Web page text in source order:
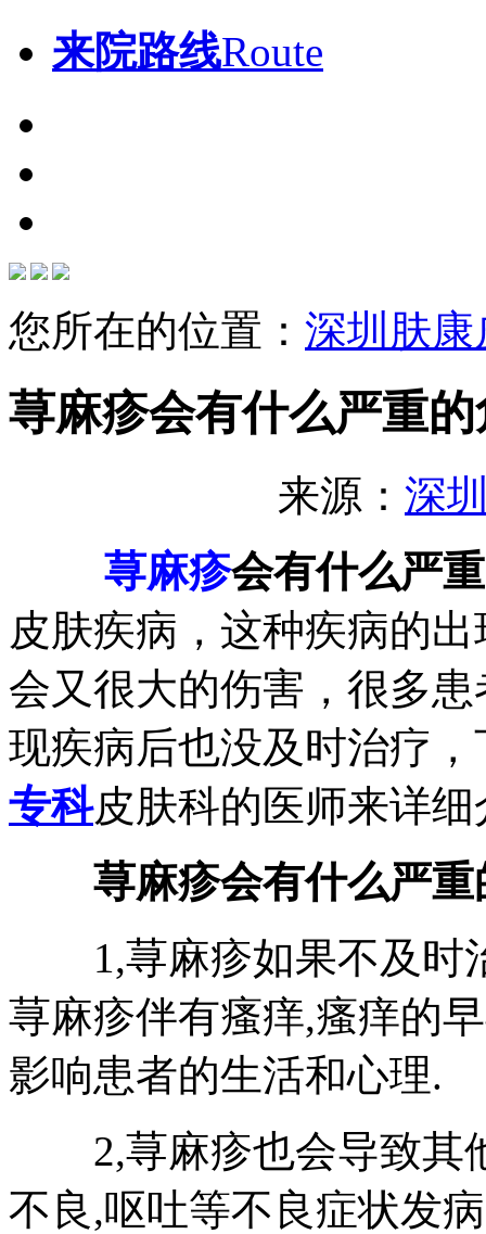
来院路线Route
您所在的位置： 深圳肤
荨麻疹会有什么严重
来源： 深
荨麻疹会有什么严
皮肤疾病，这种疾病的
会又很大的伤害，很多
现疾病后也没及时治疗
专科皮肤科的医师来详
荨麻疹会有什么严
1,荨麻疹如果不及时
荨麻疹伴有瘙痒,瘙痒的
影响患者的生活和心理.
2,荨麻疹也会导致其
不良,呕吐等不良症状发